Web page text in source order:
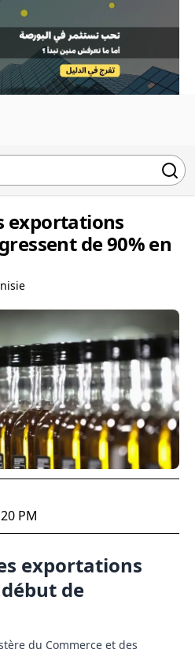
exportations
de 90% en
PM
exportations
de
du Commerce et des